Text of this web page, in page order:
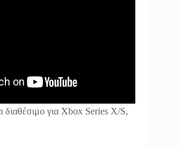
διαθέσιμο για Xbox Series X/S,